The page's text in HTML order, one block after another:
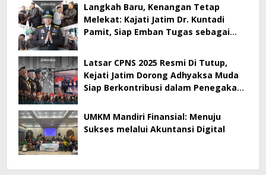
Langkah Baru, Kenangan Tetap
Melekat: Kajati Jatim Dr. Kuntadi
Pamit, Siap Emban Tugas sebagai
Latsar CPNS 2025 Resmi Di Tutup,
Kejati Jatim Dorong Adhyaksa Muda
Siap Berkontribusi dalam Penegakan
UMKM Mandiri Finansial: Menuju
Sukses melalui Akuntansi Digital